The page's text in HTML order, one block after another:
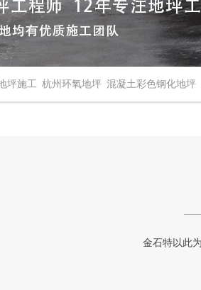
坪施工 杭州环氧地坪 混凝土彩色钢化地坪